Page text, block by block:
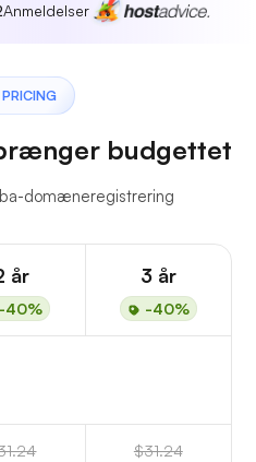
Anmeldelser
budgettet
domæneregistrering
år
-40%
3 år
-40%
$31.24